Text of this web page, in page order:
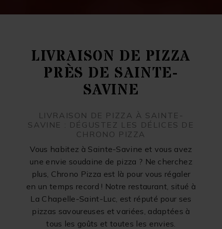
LIVRAISON DE PIZZA
PRÈS DE SAINTE-
SAVINE
LIVRAISON DE PIZZA À SAINTE-
SAVINE : DÉGUSTEZ LES DÉLICES DE
CHRONO PIZZA
Vous habitez à Sainte-Savine et vous avez
une envie soudaine de pizza ? Ne cherchez
plus, Chrono Pizza est là pour vous régaler
en un temps record ! Notre restaurant, situé à
La Chapelle-Saint-Luc, est réputé pour ses
pizzas savoureuses et variées, adaptées à
tous les goûts et toutes les envies.